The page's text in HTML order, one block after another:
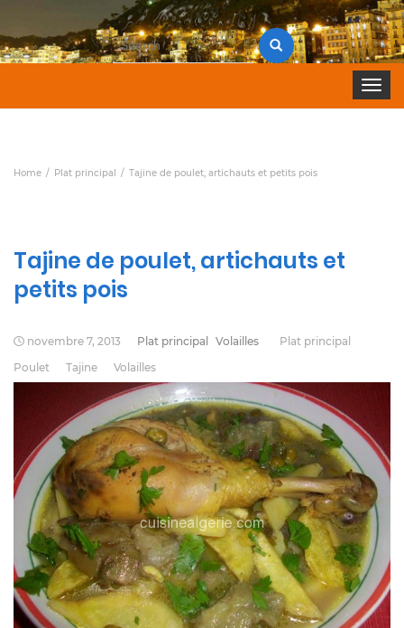
Search
for:
Toggle
Home Plat principal Tajine de poulet, artichauts et petits pois
Tajine de poulet, artichauts et
petits pois
novembre 7, 2013 Plat principal Volailles
Plat principal
Poulet
Tajine Volailles